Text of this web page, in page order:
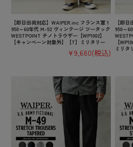
【即日出荷対応】WAIPER.inc フランス軍 1
950～60年代 M-52 ヴィンテージ ツータック
WESTPOINT チノトラウザー【WP1002】
【キャンペーン対象外】【T】ミリタリー
¥9,680(税込)
【即
950～
【
ミリタ